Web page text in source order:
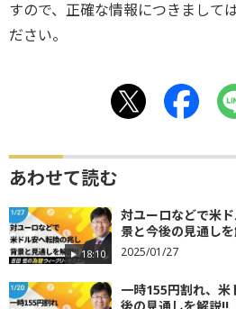
すので、正確な情報につきまして
ださい。
あわせて読む
18:10
対ユーロなどで米
景と今後の見通し
2025/01/27
一時155円割れ、